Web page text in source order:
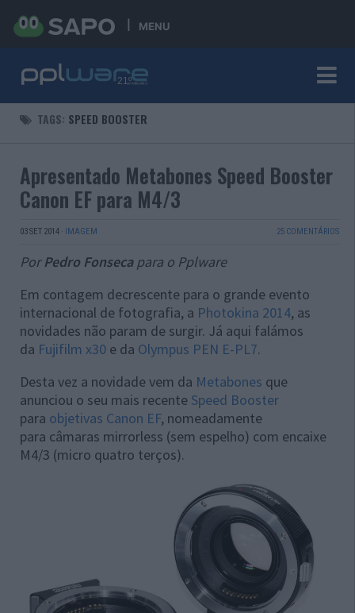
MENU
TAGS: SPEED BOOSTER
Apresentado Metabones Speed Booster
Canon EF para M4/3
03 SET 2014 · IMAGEM 25 COMENTÁRIOS
PorPedro Fonsecapara o Pplware
Em contagem decrescente para o grande evento
internacional de fotografia, a Photokina 2014, as
novidades não param de surgir. Já aqui falámos
da Fujifilm x30 e da Olympus PEN E-PL7.
Desta vez a novidade vem da Metabones que
anunciou o seu mais recente Speed Booster
para objetivas Canon EF, nomeadamente
para câmaras mirrorless (sem espelho) com encaixe
M4/3 (micro quatro terços).